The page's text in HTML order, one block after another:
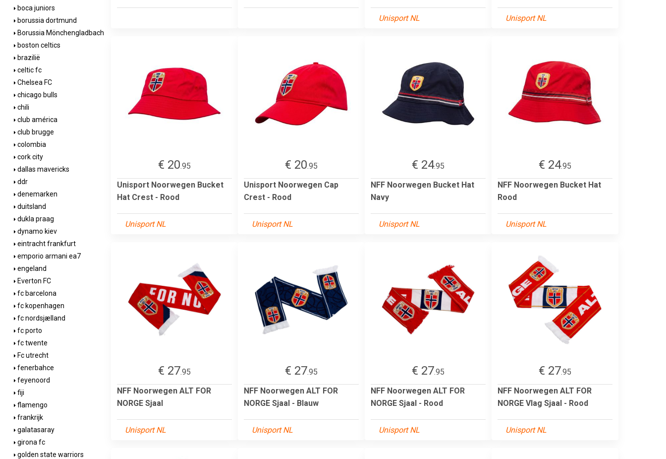
boca juniors
borussia dortmund
Borussia Mönchengladbach
boston celtics
brazilië
celtic fc
Chelsea FC
chicago bulls
chili
club américa
club brugge
colombia
cork city
dallas mavericks
ddr
denemarken
duitsland
dukla praag
dynamo kiev
eintracht frankfurt
emporio armani ea7
engeland
Everton FC
fc barcelona
fc kopenhagen
fc nordsjælland
fc porto
fc twente
Fc utrecht
fenerbahce
feyenoord
fiji
flamengo
frankrijk
galatasaray
girona fc
golden state warriors
Unisport NL Unisport NL
€ 20.95
Unisport Noorwegen Bucket
Hat Crest - Rood
Unisport NL
€ 20.95
Unisport Noorwegen Cap
Crest - Rood
Unisport NL
€ 24.95
NFF Noorwegen Bucket Hat
Navy
Unisport NL
€ 24.95
NFF Noorwegen Bucket Hat
Rood
Unisport NL
€ 27.95
NFF Noorwegen ALT FOR
NORGE Sjaal
Unisport NL
€ 27.95
NFF Noorwegen ALT FOR
NORGE Sjaal - Blauw
Unisport NL
€ 27.95
NFF Noorwegen ALT FOR
NORGE Sjaal - Rood
Unisport NL
€ 27.95
NFF Noorwegen ALT FOR
NORGE Vlag Sjaal - Rood
Unisport NL